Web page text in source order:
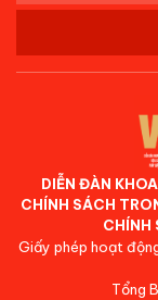
DIỄN ĐÀN
CHÍNH SÁCH
CHÍNH
Giấy phép hoạt
Tổng